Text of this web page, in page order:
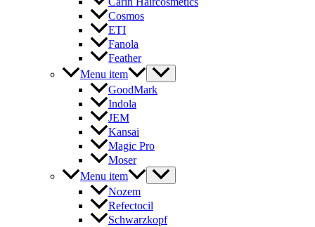
Cosmos
ETI
Fanola
Feather
Menu item
GoodMark
Indola
JEM
Kansai
Magic Pro
Moser
Menu item
Nozem
Refectocil
Schwarzkopf